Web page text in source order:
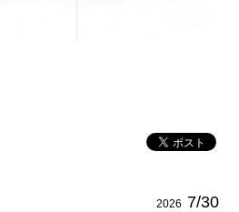
2026 7/30